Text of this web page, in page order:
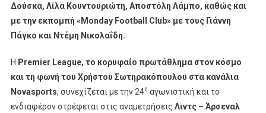
Δούσκα, Λίλα Κουντουριώτη, Αποστόλη Λάμπο, καθώς και
με την εκπομπή «Monday Football Club» με τους Γιάννη
Πάγκο και Ντέμη Νικολαΐδη.
H Premier League, το κορυφαίο πρωτάθλημα στον κόσμο
και τη φωνή του Χρήστου Σωτηρακόπουλου στα κανάλια
Novasports, συνεχίζεται με την 24η αγωνιστική και το
ενδιαφέρον στρέφεται στις αναμετρήσεις Λιντς – Άρσεναλ